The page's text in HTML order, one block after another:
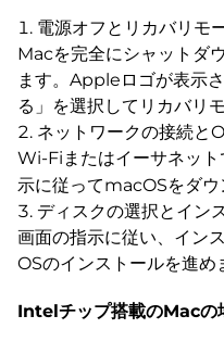
電源オフとリカバリモ
Macを完全にシャットダ
ます。Appleロゴが表示
る」を選択してリカバリ
ネットワークの接続と
Wi-Fiまたはイーサネッ
示に従ってmacOSをダウ
ディスクの選択とイン
画面の指示に従い、イン
OSのインストールを進め
Intelチップ搭載のMacの